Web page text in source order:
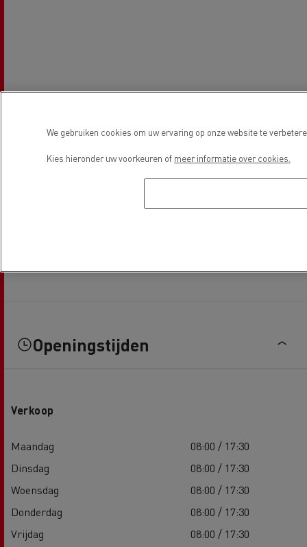
Openingstijden
Verkoop
Maandag
08:00 / 17:30
Dinsdag
08:00 / 17:30
Woensdag
08:00 / 17:30
Donderdag
08:00 / 17:30
Vrijdag
08:00 / 17:30
We gebruiken cookies om uw ervaring op onze website te
Kies hieronder uw voorkeuren of meer informatie over cookies.